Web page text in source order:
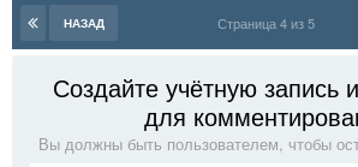
НАЗАД Страница 4 из 5
Создайте учётную запись
для
Вы должны быть пользователем, чтобы